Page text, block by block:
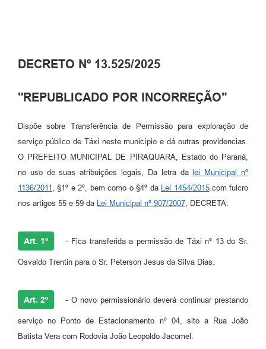
DECRETO Nº 13.525/2025
"REPUBLICADO POR INCORREÇÃO"
Dispõe sobre Transferência de Permissão para exploração de
serviço público de Táxi neste município e dá outras providencias.
O PREFEITO MUNICIPAL DE PIRAQUARA, Estado do Paraná,
no uso de suas atribuições legais, Da letra dalei Municipal nº
1136/2011
, §1º e 2º, bem como o §4º da Lei 1454/2015.com fulcro
nos artigos 55 e 59 da Lei Municipal nº 907/2007 , DECRETA:
Art. 1º - Fica transferida a permissão de Táxi nº 13 do Sr.
Osvaldo Trentin para o Sr. Peterson Jesus da Silva Dias.
Art. 2º - O novo permissionário deverá continuar prestando
serviço no Ponto de Estacionamento nº 04, sito a Rua João
Batista Vera com Rodovia João Leopoldo Jacomel.